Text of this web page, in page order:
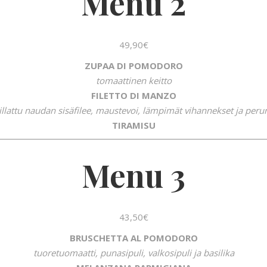
49,90€
ZUPAA DI POMODORO
tomaattinen keitto
FILETTO DI MANZO
naudan sisäfilee, maustevoi, lämpimät vihannekset ja
TIRAMISU
Menu 3
43,50€
BRUSCHETTA AL POMODORO
tuoretuomaatti, punasipuli, valkosipuli ja basilika